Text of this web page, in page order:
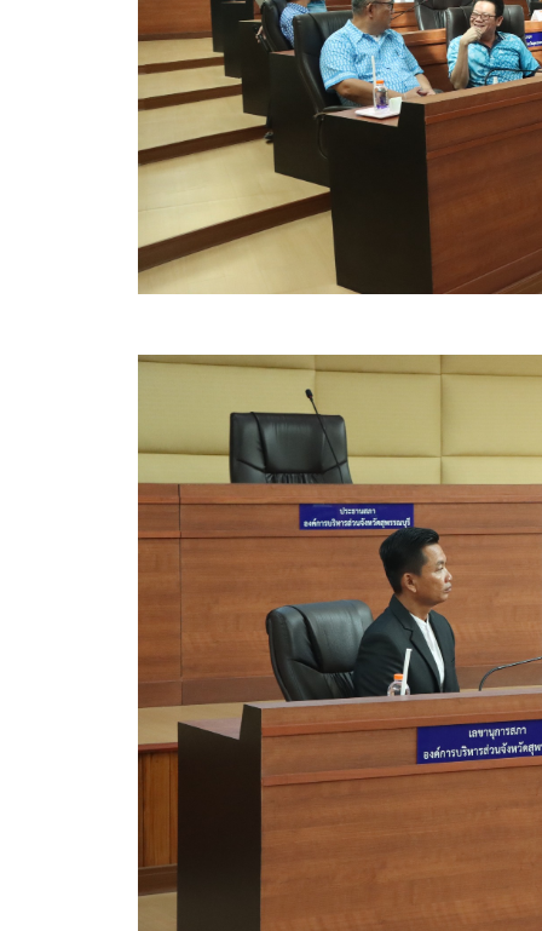
มาตรฐานกำหนดตำแหน่ง
VDO Present
ประกาศแผนการจัดซื้อจัดจ้าง
ประกาศแผนการจัดหาพัสดุ
รายงานผลการจัดซื้อจัดจ้างประจำปีงบประมาณ
สรุปผลการดำเนินงานจัดซื้อจัดจ้างในรอบเดือน (สข
ประกาศผู้ชนะการเสนอราคา
ประกาศราคากลาง
ประกาศเชิญชวนประกวดราคา (e-bidding)
ยกเลิกประกาศเชิญชวน
ยกเลิกประกาศผู้ชนะ
เปลี่ยนแปลงประกาศผู้ชนะ
เปลี่ยนแปลงประกาศเชิญชวน
ประกาศขายทอดตลาดทรัพย์สินประจำปี